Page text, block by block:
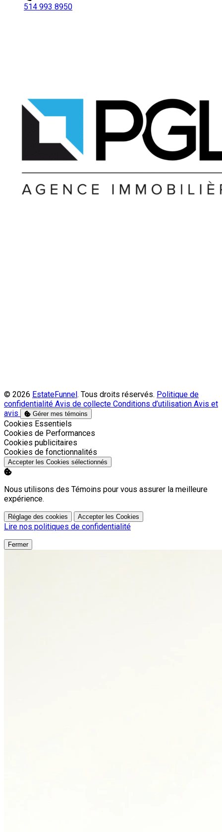
514 993 8950
© 2026 EstateFunnel . Tous droits réservés. Politique de
confidentialité Avis de collecte Conditions d’utilisation Avis et
avis
Gérer mes témoins
Activer
Cookies Essentiels
Activer
Cookies de Performances
Activer
Cookies publicitaires
Activer
Cookies de fonctionnalités
Accepter les Cookies sélectionnés
Nous utilisons des Témoins pour vous assurer la meilleure
expérience.
Réglage des cookies Accepter les Cookies
Lire nos politiques de confidentialité
Fermer